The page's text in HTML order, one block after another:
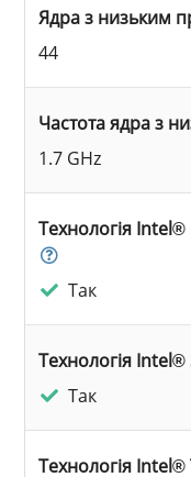
Ядра з низьким
44
Частота ядра з
1.7 GHz
Технологія
Так
Технологія
Так
Технологія